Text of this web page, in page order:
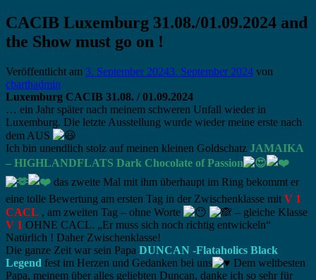
CACIB Luxemburg 31.08./01.09.2024 and
the Show must go on !
Veröffentlicht am 3. September 20243. September 2024 von
cbarthadmin
Luxemburg CACIB 31.08. / 01.09.2024
… ein Jahr später nach meinem schweren Unfall wieder in
Luxemburg. Die letzte Ausstellung wurde wieder meine erste nach
dem AUS
Ich bin unendlich stolz auf meinen kleinen Goldschatz JAMAIKA
– HIGHLANDFLATS Dark Chocolate of Passion
das zweite Mal mit ihm überhaupt im Ring bekommt er
eine tolle Bewertung am ersten Tag in der Zwischenklasse mit V 1
CACL , am zweiten Tag – ohne Worte
– gleiche Klasse
V 1 OHNE CACL. „Er muss sich noch richtig entwickeln“
Natürlich ! Daher Zwischenklasse!
Die ganze Zeit war sein Papa DUNCAN -Flataholics Black
Legend fest im Herzen und Gedanken bei uns
Dem weltbesten
Papa, meinem über alles geliebten Duncan, danke ich so sehr für